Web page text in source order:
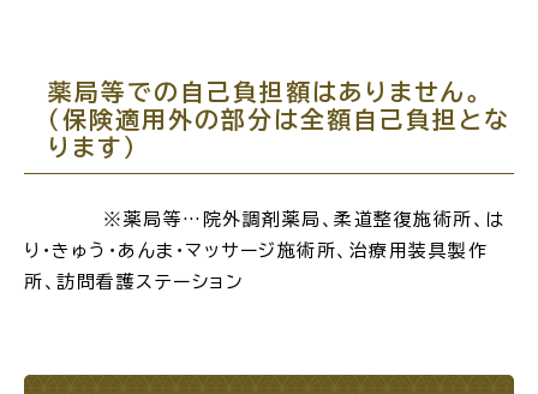
薬局等での自己負担額はありません。
（保険適用外の部分は全額自己負担とな
ります）
※薬局等…院外調剤薬局、柔道整復施術所、は
り・きゅう・あんま・マッサージ施術所、治療用装具製作
所、訪問看護ステーション